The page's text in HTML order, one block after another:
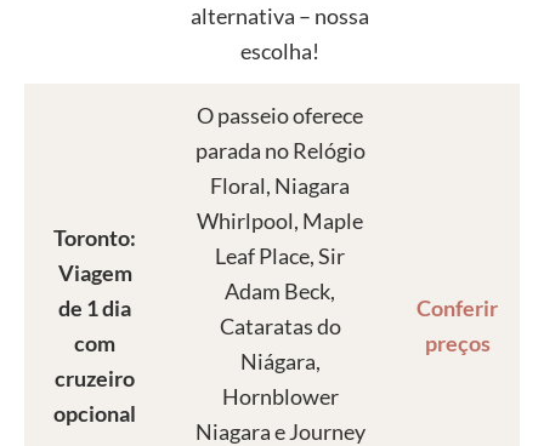
alternativa – nossa
escolha!
Toronto:
Viagem
de 1 dia
com
cruzeiro
opcional
O passeio oferece
parada no Relógio
Floral, Niagara
Whirlpool, Maple
Leaf Place, Sir
Adam Beck,
Cataratas do
Niágara,
Hornblower
Niagara e Journey
Conferir
preços